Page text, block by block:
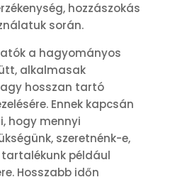
hozzászokás
során.
a hagyományos
alkalmasak
hosszan tartó
Ennek kapcsán
hogy mennyi
szeretnénk-e,
például
Hosszabb időn